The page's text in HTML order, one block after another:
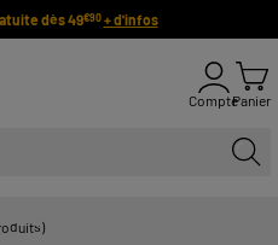
dès 49€90 + d'infos
ComptePanier